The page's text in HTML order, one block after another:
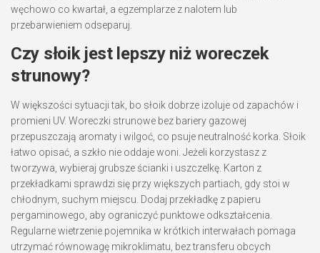
węchowo co kwartał, a egzemplarze z nalotem lub
przebarwieniem odseparuj.
Czy słoik jest lepszy niż woreczek
strunowy?
W większości sytuacji tak, bo słoik dobrze izoluje od zapachów i
promieni UV. Woreczki strunowe bez bariery gazowej
przepuszczają aromaty i wilgoć, co psuje neutralność korka. Słoik
łatwo opisać, a szkło nie oddaje woni. Jeżeli korzystasz z
tworzywa, wybieraj grubsze ścianki i uszczelkę. Karton z
przekładkami sprawdzi się przy większych partiach, gdy stoi w
chłodnym, suchym miejscu. Dodaj przekładkę z papieru
pergaminowego, aby ograniczyć punktowe odkształcenia.
Regularne wietrzenie pojemnika w krótkich interwałach pomaga
utrzymać równowagę mikroklimatu, bez transferu obcych